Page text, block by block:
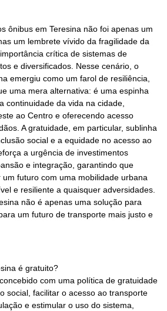
ônibus em Teresina não foi apenas um
um lembrete vívido da fragilidade da
crítica de sistemas de
e diversificados. Nesse cenário, o
emergiu como um farol de resiliência,
uma mera alternativa: é uma espinha
continuidade da vida na cidade,
ao Centro e oferecendo acesso
A gratuidade, em particular, sublinha
social e a equidade no acesso ao
a urgência de investimentos
e integração, garantindo que
futuro com uma mobilidade urbana
e resiliente a quaisquer adversidades.
não é apenas uma solução para
um futuro de transporte mais justo e
é gratuito?
com uma política de gratuidade
social, facilitar o acesso ao transporte
e estimular o uso do sistema,